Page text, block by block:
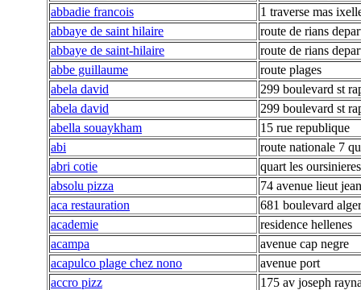
abbadie francois
1 traverse mas
abbaye de saint hilaire
route de rians
abbaye de saint-hilaire
route de rians
abbe guillaume
route plages
abela david
299 boulevard st
abela david
299 boulevard st
abella souaykham
15 rue republique
abi
route nationale 7
abri cotie
quart les
absolu pizza
74 avenue lieut
aca restauration
681 boulevard alger
academie
residence hellenes
acampa
avenue cap negre
acapulco plage chez nono
avenue port
accro pizz
175 av joseph